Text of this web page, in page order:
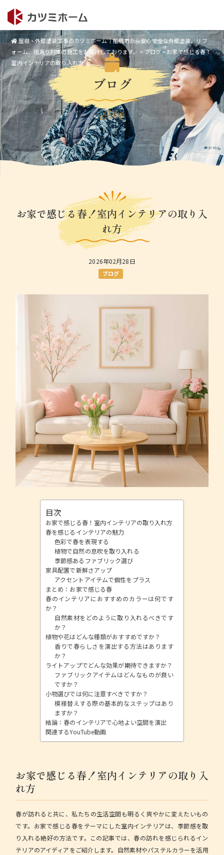
屋根・外壁塗装工事のカツミホーム｜船橋市から安心安全な外壁塗装、リフ
ォーム、雨漏り対策の施工をお届けしております。>ブログ>お家で感じる春！
室内インテリアの取り入れ方
ブログ
Blog
お家で感じる春！室内インテリアの取り入
れ方
2026年02月28日
ブログ
目次
お家で感じる春！室内インテリアの取り入れ方
春を感じるインテリアの魅力
色彩で春を表現する
植物で自然の息吹を取り入れる
季節感あるファブリック選び
家具配置で新鮮さアップ
アクセントアイテムで個性をプラス
まとめ：お家で感じる春
春のインテリアにおすすめのカラーは何です
か？
自然素材をどのように取り入れるべきです
か？
植物や花はどんな種類がおすすめですか？
香りで春らしさを演出する方法はあります
か？
ライトアップでどんな効果が期待できますか？
ファブリックアイテムはどんなものが良い
ですか？
小物選びでは何に注意すべきですか？
模様替えする際の基本的なステップはあり
ますか？
結論：春のインテリアで心地よい空間を演出
関連するYouTube動画
お家で感じる春！室内インテリアの取り入
れ方
春が訪れると共に、私たちの生活空間も明るく爽やかに変えたいもの
です。お家で感じる春をテーマにした室内インテリアは、季節感を取
り入れる絶好の方法です。この記事では、春の訪れを感じられるイン
テリアのアイディアをご紹介します。自然素材やパステルカラーを活用